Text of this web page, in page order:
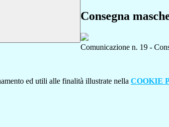
Consegna
Comunicazione n. 19 -
ed utili alle finalità illustrate nella COOKIE